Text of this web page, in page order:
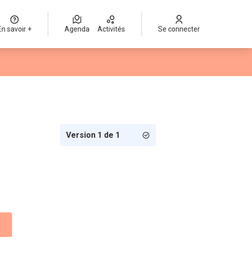
En savoir + Agenda Activités Se connecter
Version 1 de 1